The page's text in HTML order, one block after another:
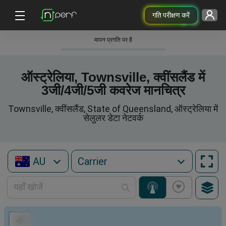
गति परीक्षण करें
मापन प्रगति पर है
ऑस्ट्रेलिया, Townsville, क्वींसलैंड में
3जी/4जी/5जी कवरेज मानचित्र
Townsville, क्वींसलैंड, State of Queensland, ऑस्ट्रेलिया में
सेलुलर डेटा नेटवर्क
AU